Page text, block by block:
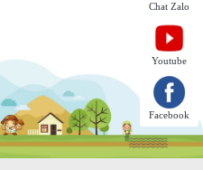
Facebook
Youtube
Chat Zalo